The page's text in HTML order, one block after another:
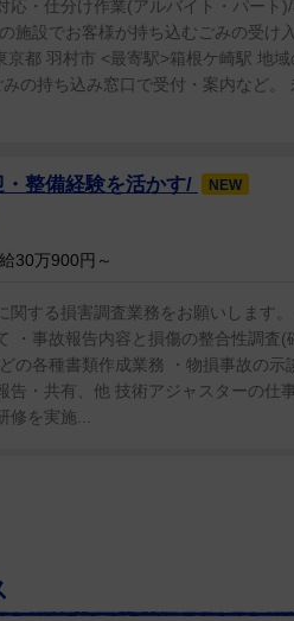
応・仕分け作業(アルバイト・パート
施設でお客様が持ち込むごみの受け
都 羽村市 <最寄駅>箱根ケ崎駅 地
の持ち込み窓口で受付・案内など。
整備経験を活かす/ NEW
30万900円～
関する損害調査業務をお願いします
・事故報告内容と損傷の整合性調査(
の各種書類作成業務 ・物損事故の示
告・共有、他 技術アジャスターの仕
を実施...